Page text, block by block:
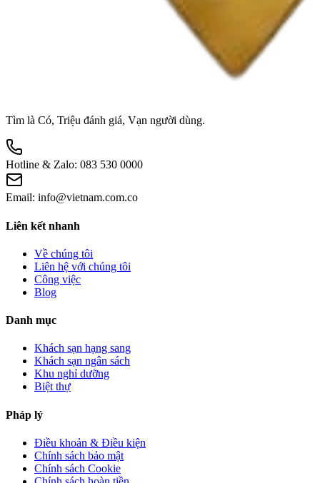
Tìm là Có, Triệu đánh giá, Vạn người dùng.
Hotline & Zalo: 083 530 0000
Email: info@vietnam.com.co
Liên kết nhanh
Về chúng tôi
Liên hệ với chúng tôi
Công việc
Blog
Danh mục
Khách sạn hạng sang
Khách sạn ngân sách
Khu nghỉ dưỡng
Biệt thự
Pháp lý
Điều khoản & Điều kiện
Chính sách bảo mật
Chính sách Cookie